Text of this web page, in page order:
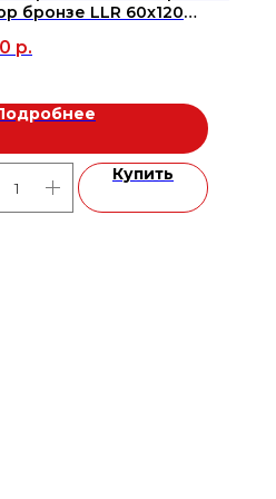
бронзе LLR 60x120
р.
Купить